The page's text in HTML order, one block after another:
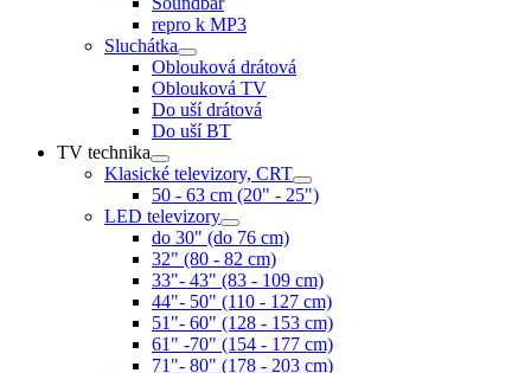
repro k MP3
Sluchátka
Oblouková drátová
Oblouková TV
Do uší drátová
Do uší BT
TV technika
Klasické televizory, CRT
50 - 63 cm (20" - 25")
LED televizory
do 30" (do 76 cm)
32" (80 - 82 cm)
33"- 43" (83 - 109 cm)
44"- 50" (110 - 127 cm)
51"- 60" (128 - 153 cm)
61" -70" (154 - 177 cm)
71"- 80" (178 - 203 cm)